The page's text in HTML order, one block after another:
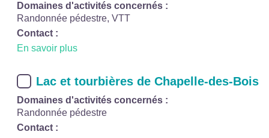
Domaines d'activités concernés :
Randonnée pédestre, VTT
Contact :
En savoir plus
Lac et tourbières de Chapelle-des-Bois
Domaines d'activités concernés :
Randonnée pédestre
Contact :